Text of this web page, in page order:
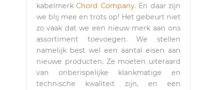
kabelmerkChord Company. En daar zijn
we blij mee en trots op! Het gebeurt niet
zo vaak dat we een nieuw merk aan ons
assortiment toevoegen. We stellen
namelijk best wel een aantal eisen aan
nieuwe producten. Ze moeten uiteraard
van onberispelijke klankmatige en
technische kwaliteit zijn, en een